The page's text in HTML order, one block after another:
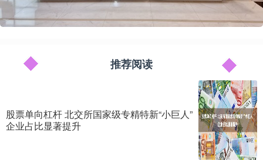
推荐阅读
股票单向杠杆 北交所国家级专精特新“小巨人”
企业占比显著提升